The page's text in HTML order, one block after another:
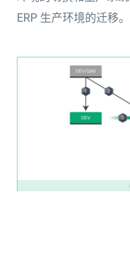
ERP 生产环境的迁移。